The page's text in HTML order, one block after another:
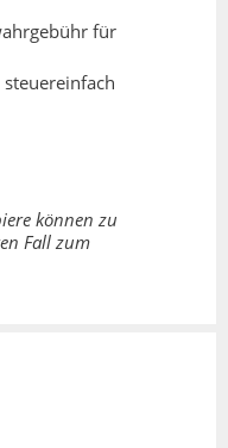
für
können zu
Fall zum